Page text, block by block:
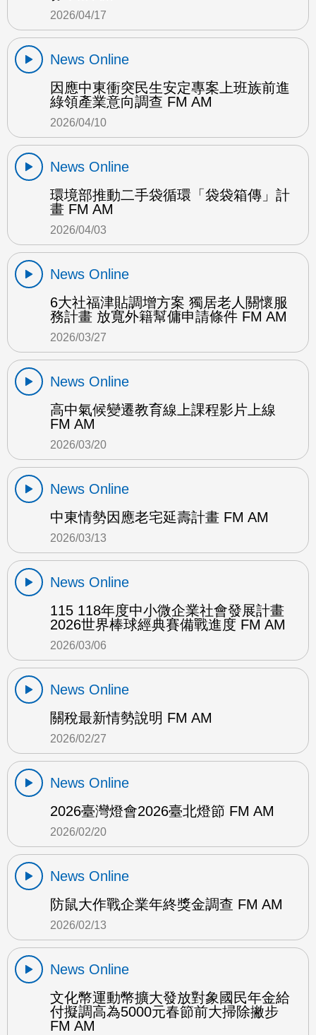
2026/04/17
News Online
因應中東衝突民生安定專案上班族前進
綠領產業意向調查 FM AM
2026/04/10
News Online
環境部推動二手袋循環「袋袋箱傳」計
畫 FM AM
2026/04/03
News Online
6大社福津貼調增方案 獨居老人關懷服
務計畫 放寬外籍幫傭申請條件 FM AM
2026/03/27
News Online
高中氣候變遷教育線上課程影片上線
FM AM
2026/03/20
News Online
中東情勢因應老宅延壽計畫 FM AM
2026/03/13
News Online
115 118年度中小微企業社會發展計畫
2026世界棒球經典賽備戰進度 FM AM
2026/03/06
News Online
關稅最新情勢說明 FM AM
2026/02/27
News Online
2026臺灣燈會2026臺北燈節 FM AM
2026/02/20
News Online
防鼠大作戰企業年終獎金調查 FM AM
2026/02/13
News Online
文化幣運動幣擴大發放對象國民年金給
付擬調高為5000元春節前大掃除撇步
FM AM